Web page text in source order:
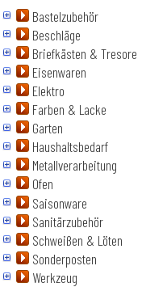
Bastelzubehör
Beschläge
Briefkästen & Tresore
Eisenwaren
Elektro
Farben & Lacke
Garten
Haushaltsbedarf
Metallverarbeitung
Ofen
Saisonware
Sanitärzubehör
Schweißen & Löten
Sonderposten
Werkzeug